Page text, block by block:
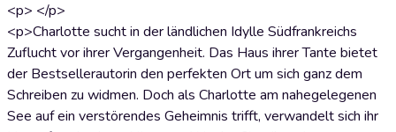
<p> </p>
<p>Charlotte sucht in der ländlichen Idylle Südfrankreichs
Zuflucht vor ihrer Vergangenheit. Das Haus ihrer Tante bietet
der Bestsellerautorin den perfekten Ort um sich ganz dem
Schreiben zu widmen. Doch als Charlotte am nahegelegenen
See auf ein verstörendes Geheimnis trifft, verwandelt sich ihr